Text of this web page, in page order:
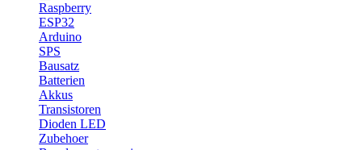
Raspberry
ESP32
Arduino
SPS
Bausatz
Batterien
Akkus
Transistoren
Dioden LED
Zubehoer